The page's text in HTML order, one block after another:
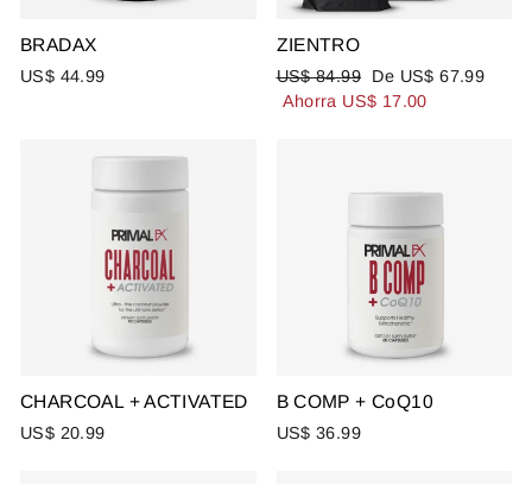
BRADAX
US$ 44.99
ZIENTRO
Precio
habitual
US$ 84.99
Precio
de
De US$ 67.99
Ahorra US$ 17.00
CHARCOAL + ACTIVATED
US$ 20.99
B COMP + CoQ10
US$ 36.99